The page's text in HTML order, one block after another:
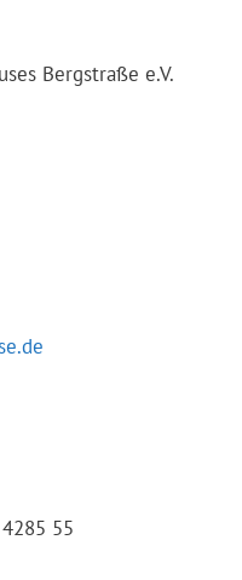
Bergstraße e.V.
55